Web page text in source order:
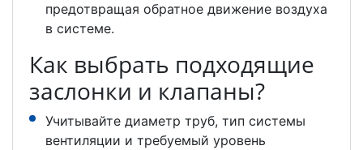
предотвращая обратное движение воздуха
в системе.
Как выбрать подходящие
заслонки и клапаны?
Учитывайте диаметр труб, тип системы
вентиляции и требуемый уровень